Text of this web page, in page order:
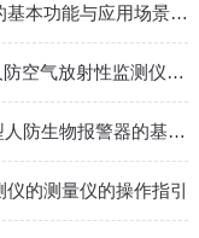
毒剂监测仪的基本功能与应用场景说明
RFQF01型人防空气放射性监测仪的工作原理与技术特点
FLD05-500型人防生物报警器的基本原理、功能和在安全监控中的作用
仪的测量仪的操作指引